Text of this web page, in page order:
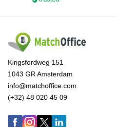
Kingsfordweg 151
1043 GR Amsterdam
info@matchoffice.com
(+32) 48 020 45 09